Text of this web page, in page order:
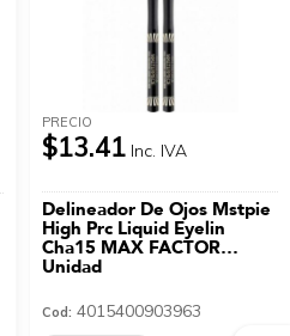
PRECIO
$13.41 Inc. IVA
Delineador De Ojos Mstpie
High Prc Liquid Eyelin
Cha15 MAX FACTOR
Unidad
Cod: 4015400903963